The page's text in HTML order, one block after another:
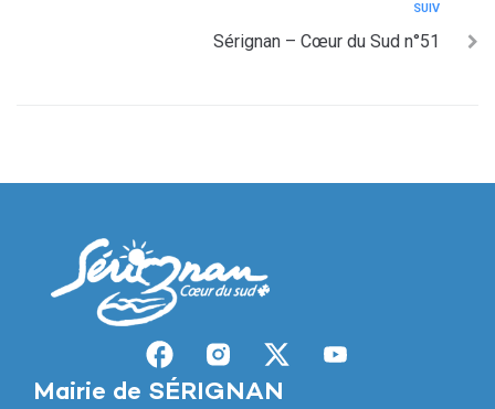
SUIV
Sérignan – Cœur du Sud n°51
Mairie de SÉRIGNAN